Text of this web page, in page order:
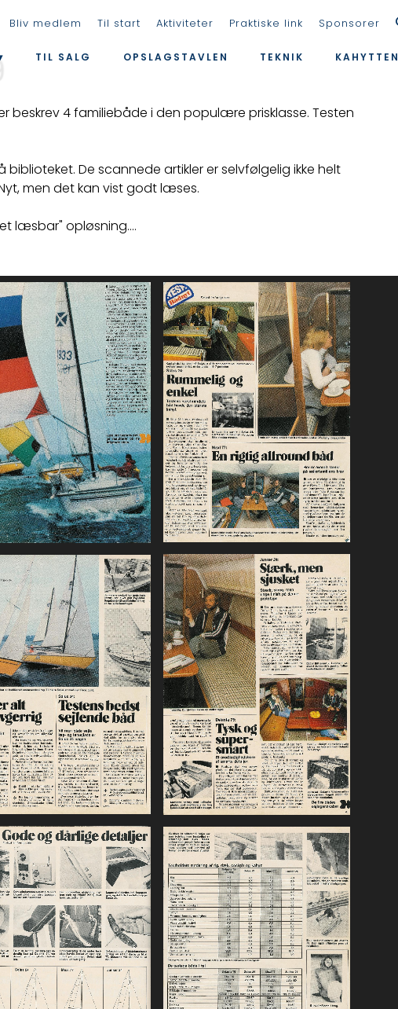
Bliv medlem Til start Aktiviteter Praktiske link Sponsorer
TIL SALG OPSLAGSTAVLEN TEKNIK KAHYTTEN
beskrev 4 familiebåde i den populære prisklasse. Testen
De scannede artikler er selvfølgelig ikke helt
men det kan vist godt læses.
læsbar" opløsning....